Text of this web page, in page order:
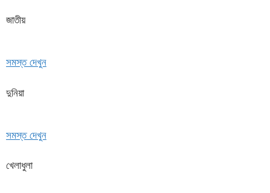
জাতীয়
সমস্ত দেখুন
দুনিয়া
সমস্ত দেখুন
খেলাধুলা